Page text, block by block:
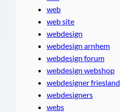
web
web site
webdesign
webdesign arnhem
webdesign forum
webdesign webshop
webdesigner friesland
webdesigners
webs